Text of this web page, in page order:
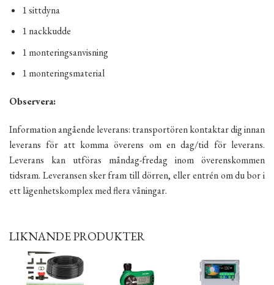
1 sittdyna
1 nackkudde
1 monteringsanvisning
1 monteringsmaterial
Observera:
Information angående leverans: transportören kontaktar dig innan
leverans för att komma överens om en dag/tid för leverans.
Leverans kan utföras måndag-fredag inom överenskommen
tidsram. Leveransen sker fram till dörren, eller entrén om du bor i
ett lägenhetskomplex med flera våningar.
LIKNANDE PRODUKTER